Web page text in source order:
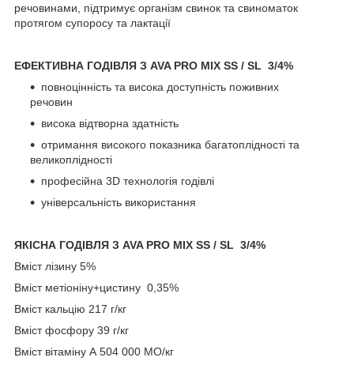
речовинами, підтримує організм свинок та свиноматок
протягом супоросу та лактації
ЕФЕКТИВНА ГОДІВЛЯ З AVA PRO MIX SS / SL 3/4%
повноцінність та висока доступність поживних
речовин
висока відтворна здатність
отримання високого показника багатоплідності та
великоплідності
професійна 3D технологія годівлі
універсальність використання
ЯКІСНА ГОДІВЛЯ З AVA PRO MIX SS / SL 3/4%
Вміст лізину 5%
Вміст метіоніну+цистину 0,35%
Вміст кальцію 217 г/кг
Вміст фосфору 39 г/кг
Вміст вітаміну А 504 000 МО/кг